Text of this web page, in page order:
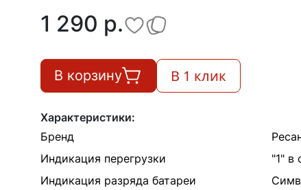
1 290 p.
В корзину В 1 клик
Характеристики:
Бренд
Индикация перегрузки
"1" в
Индикация разряда батареи